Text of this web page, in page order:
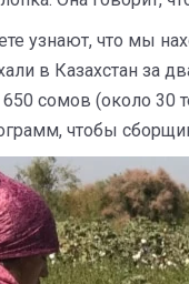
узнают, что мы
в Казахстан за
сомов (около 30
чтобы